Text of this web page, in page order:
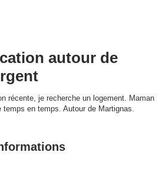
autour de
récente, je recherche un logement. Maman
en temps. Autour de Martignas.